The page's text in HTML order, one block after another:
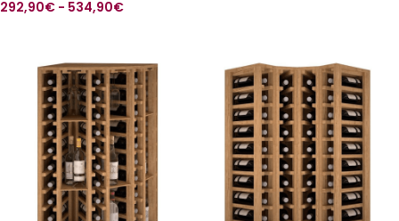
292,90€ - 534,90€